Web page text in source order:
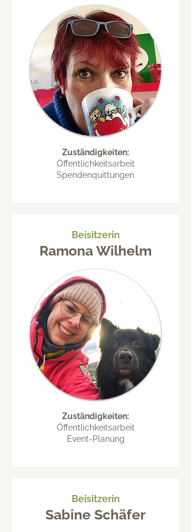
Zuständigkeiten:
Öffentlichkeitsarbeit
Spendenquittungen
Beisitzerin
Ramona Wilhelm
Zuständigkeiten:
Öffentlichkeitsarbeit
Event-Planung​
Beisitzerin
Sabine Schäfer